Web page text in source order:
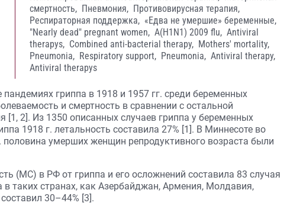
смертность, Пневмония, Противовирусная терапия,
Респираторная поддержка, «Едва не умершие» беременные,
"Nearly dead" pregnant women, A(H1N1) 2009 flu, Antiviral
therapys, Combined anti-bacterial therapy, Mothers' mortality,
Pneumonia, Respiratory support, Pneumonia, Antiviral therapy,
Antiviral therapys
гриппа в 1918 и 1957 гг. среди беременных
и смертность в сравнении с остальной
[1, 2]. Из 1350 описанных случаев гриппа у беременных
1918 г. летальность составила 27% [1]. В Миннесоте во
умерших женщин репродуктивного возраста были
(МС) в РФ от гриппа и его осложнений составила 83 случая
в таких странах, как Азербайджан, Армения, Молдавия,
30–44% [3].